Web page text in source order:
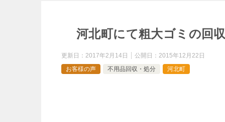
河北町にて粗大ゴミの回
更新日： 2017年2月14日 公開日： 2015年12月22日
お客様の声
不用品回収・処分 河北町